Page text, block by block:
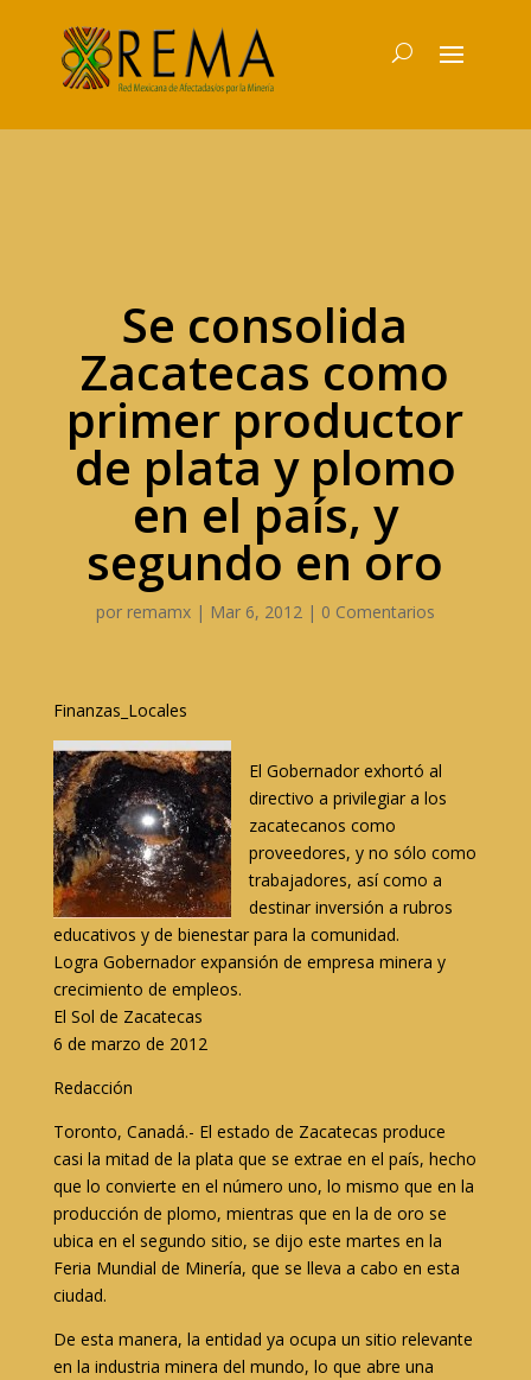
Se consolida
Zacatecas como
primer productor
de plata y plomo
en el país, y
segundo en oro
por remamx| Mar 6, 2012| 0 Comentarios
Finanzas_Locales
El Gobernador exhortó al
directivo a privilegiar a los
zacatecanos como
proveedores, y no sólo como
trabajadores, así como a
destinar inversión a rubros
educativos y de bienestar para la comunidad.
Logra Gobernador expansión de empresa minera y
crecimiento de empleos.
El Sol de Zacatecas
6 de marzo de 2012
Redacción
Toronto, Canadá.- El estado de Zacatecas produce
casi la mitad de la plata que se extrae en el país, hecho
que lo convierte en el número uno, lo mismo que en la
producción de plomo, mientras que en la de oro se
ubica en el segundo sitio, se dijo este martes en la
Feria Mundial de Minería, que se lleva a cabo en esta
ciudad.
De esta manera, la entidad ya ocupa un sitio relevante
en la industria minera del mundo, lo que abre una